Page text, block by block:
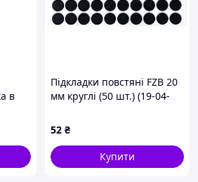
в
Підкладки повстяні FZB 20
мм круглі (50 шт.) (19-04-
52 ₴
Купити